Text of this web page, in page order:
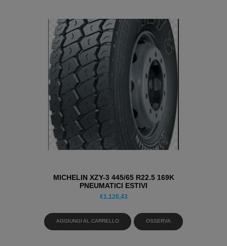
MICHELIN XZY-3 445/65 R22.5 169K
PNEUMATICI ESTIVI
€1.120,43
AGGIUNGI AL CARRELLO OSSERVA